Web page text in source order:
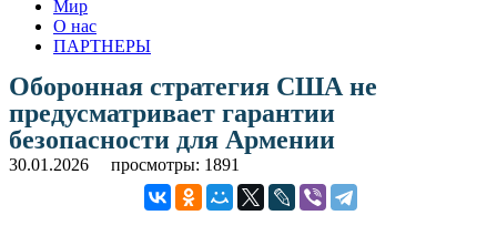
Мир
О нас
ПАРТНЕРЫ
Оборонная стратегия США не
предусматривает гарантии
безопасности для Армении
30.01.2026 просмотры: 1891